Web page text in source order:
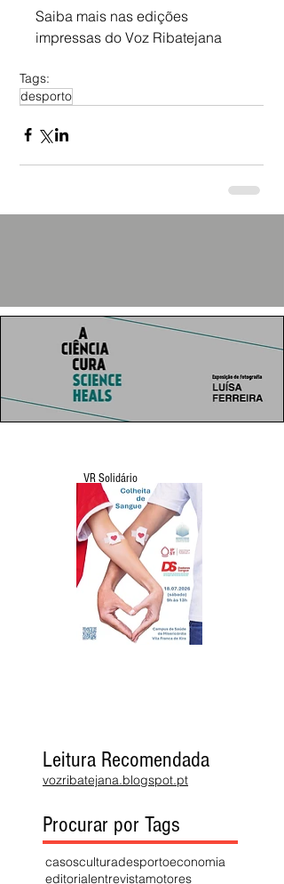
Saiba mais nas edições
impressas do Voz Ribatejana
Tags:
desporto
VR Solidário
Leitura Recomendada
vozribatejana.blogspot.pt
Procurar por Tags
casosculturadesportoeconomia
editorialentrevistamotores